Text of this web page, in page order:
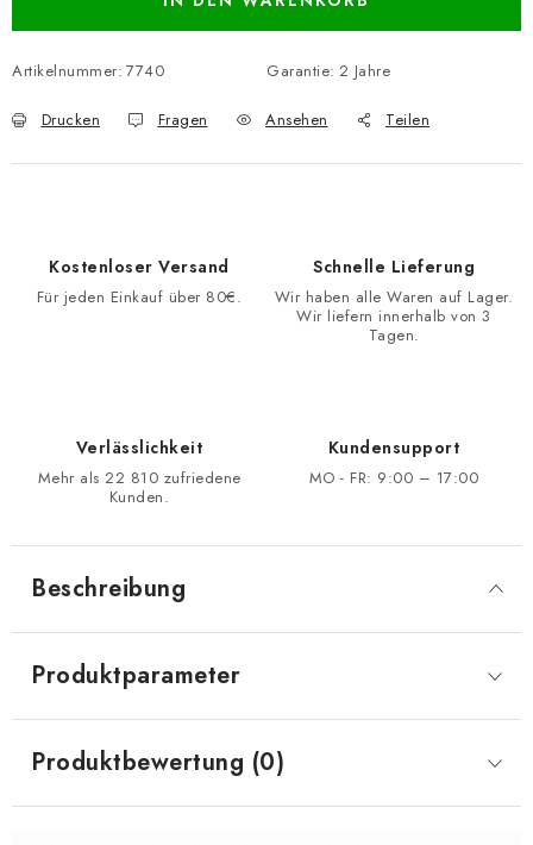
Artikelnummer: 7740 Garantie: 2 Jahre
Drucken Fragen Ansehen Teilen
Kostenloser Versand
Für jeden Einkauf über 80€.
Schnelle Lieferung
Wir haben alle Waren auf Lager.
Wir liefern innerhalb von 3
Tagen.
Verlässlichkeit
Mehr als 22 810 zufriedene
Kunden.
Kundensupport
MO - FR: 9:00 – 17:00
Beschreibung
Produktparameter
Produktbewertung (0)